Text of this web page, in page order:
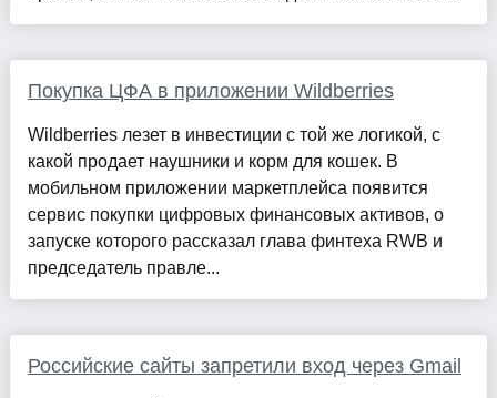
Покупка ЦФА в приложении Wildberries
Wildberries лезет в инвестиции с той же логикой, с
какой продает наушники и корм для кошек. В
мобильном приложении маркетплейса появится
сервис покупки цифровых финансовых активов, о
запуске которого рассказал глава финтеха RWB и
председатель правле...
Российские сайты запретили вход через Gmail